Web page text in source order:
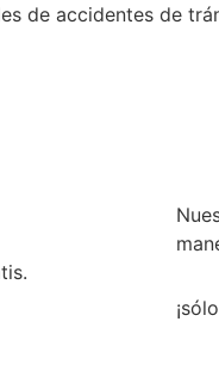
de accidentes de